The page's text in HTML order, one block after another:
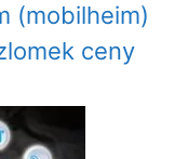
(mobilheim)
ceny